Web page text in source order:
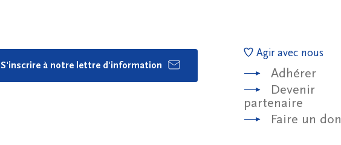
S'inscrire à notre lettre d'information
Agir avec nous
Adhérer
Devenir
partenaire
Faire un don